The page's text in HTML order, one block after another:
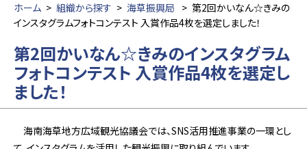
ホーム > 組織から探す > 海草振興局 > 第2回かいなん☆きみの
インスタグラムフォトコンテスト 入賞作品4枚を選定しました！
第2回かいなん☆きみのインスタグラム
フォトコンテスト 入賞作品4枚を選定し
ました！
海南海草地方広域観光協議会では、SNS活用推進事業の一環とし